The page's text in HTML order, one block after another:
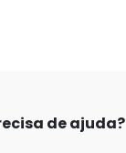
de ajuda?